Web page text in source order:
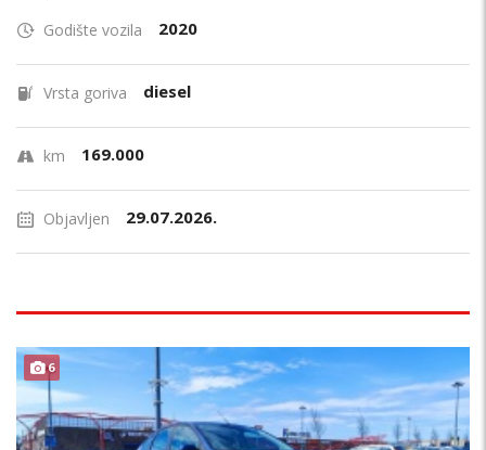
Godište vozila 2020
Vrsta goriva diesel
km 169.000
Objavljen 29.07.2026.
6